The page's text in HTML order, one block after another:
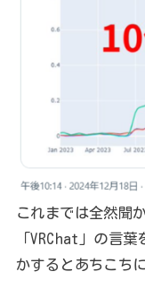
これまでは全然聞
「VRChat」の言
かするとあちこち